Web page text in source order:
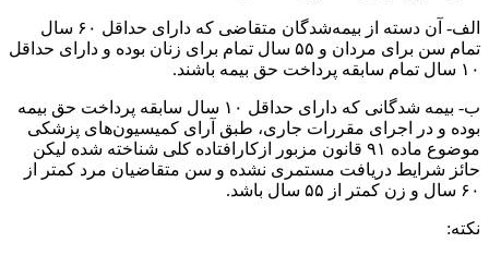
الف- آن دسته از بیمه‌شدگان متقاضی که دارای حداقل ۶۰ سال
تمام سن برای مردان و ۵۵ سال تمام برای زنان بوده و دارای حداقل
۱۰ سال تمام سابقه پرداخت حق بیمه باشند.
ب- بیمه شدگانی که دارای حداقل ۱۰ سال سابقه پرداخت حق بیمه
بوده و در اجرای مقررات جاری، طبق آرای کمیسیون‌های پزشکی
موضوع ماده ۹۱ قانون مزبور ازکارافتاده کلی شناخته شده لیکن
حائز شرایط دریافت مستمری نشده و سن متقاضیان مرد کمتر از
۶۰ سال و زن کمتر از ۵۵ سال باشد.
نکته: